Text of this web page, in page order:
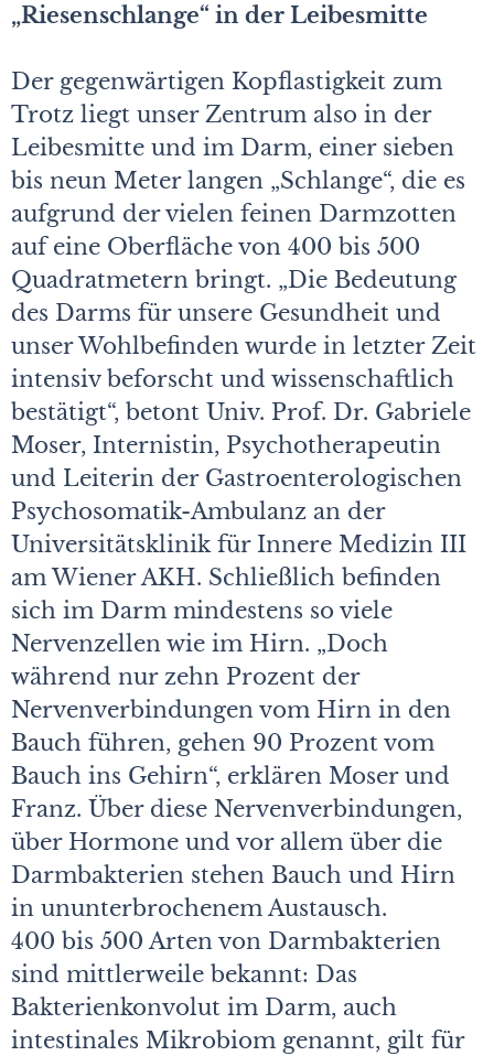
„Riesenschlange“ in der Leibesmitte
Der gegenwärtigen Kopflastigkeit zum
Trotz liegt unser Zentrum also in der
Leibesmitte und im Darm, einer sieben
bis neun Meter langen „Schlange“, die es
aufgrund der vielen feinen Darmzotten
auf eine Oberfläche von 400 bis 500
Quadratmetern bringt. „Die Bedeutung
des Darms für unsere Gesundheit und
unser Wohlbefinden wurde in letzter Zeit
intensiv beforscht und wissenschaftlich
bestätigt“, betont Univ. Prof. Dr. Gabriele
Moser, Internistin, Psychotherapeutin
und Leiterin der Gastroenterologischen
Psychosomatik-Ambulanz an der
Universitätsklinik für Innere Medizin III
am Wiener AKH. Schließlich befinden
sich im Darm mindestens so viele
Nervenzellen wie im Hirn. „Doch
während nur zehn Prozent der
Nervenverbindungen vom Hirn in den
Bauch führen, gehen 90 Prozent vom
Bauch ins Gehirn“, erklären Moser und
Franz. Über diese Nervenverbindungen,
über Hormone und vor allem über die
Darmbakterien stehen Bauch und Hirn
in ununterbrochenem Austausch.
400 bis 500 Arten von Darmbakterien
sind mittlerweile bekannt: Das
Bakterienkonvolut im Darm, auch
intestinales Mikrobiom genannt, gilt für